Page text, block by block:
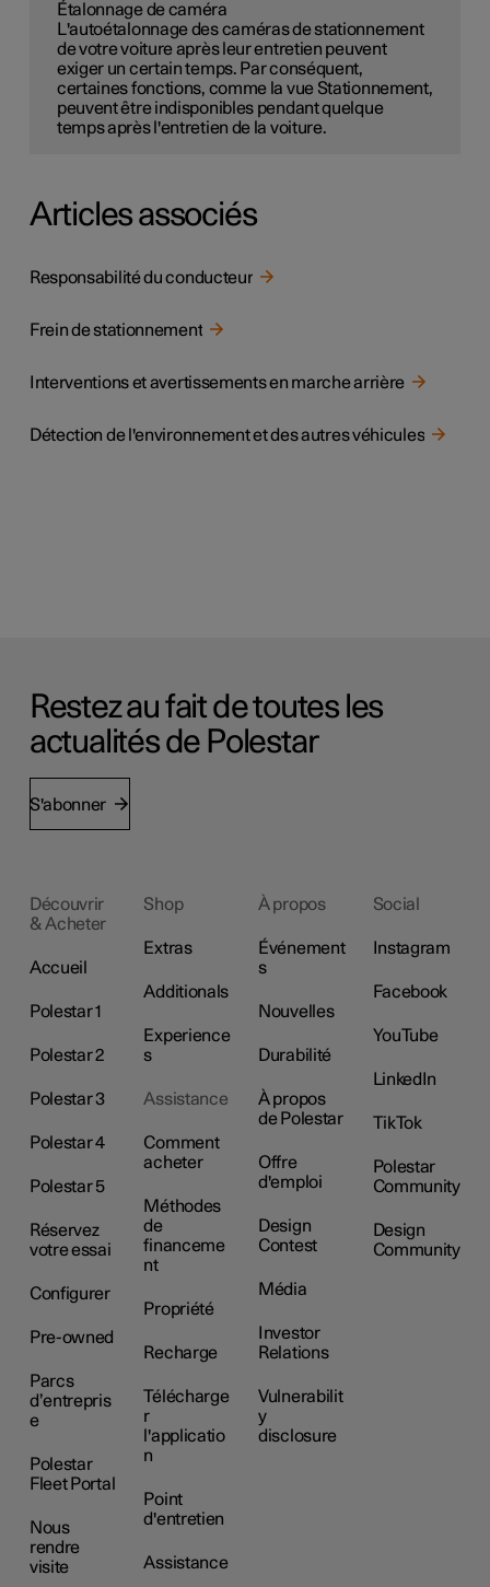
Étalonnage de caméra
L'autoétalonnage des caméras de stationnement
de votre voiture après leur entretien peuvent
exiger un certain temps. Par conséquent,
certaines fonctions, comme la vue Stationnement,
peuvent être indisponibles pendant quelque
temps après l'entretien de la voiture.
Articles associés
Responsabilité du conducteur
Frein de stationnement
Interventions et avertissements en marche arrière
Détection de l'environnement et des autres véhicules
Restez au fait de toutes les
actualités de Polestar
S'abonner
Découvrir
& Acheter
Accueil
Polestar 1
Polestar 2
Polestar 3
Polestar 4
Polestar 5
Réservez
votre essai
Configurer
Pre-owned
Parcs
d’entrepris
e
Polestar
Fleet Portal
Nous
rendre
visite
Shop
Extras
Additionals
Experience
s
Assistance
Comment
acheter
Méthodes
de
financeme
nt
Propriété
Recharge
Télécharge
r
l'applicatio
n
Point
d'entretien
Assistance
À propos
Événement
s
Nouvelles
Durabilité
À propos
de Polestar
Offre
d'emploi
Design
Contest
Média
Investor
Relations
Vulnerabilit
y
disclosure
Social
Instagram
Facebook
YouTube
LinkedIn
TikTok
Polestar
Community
Design
Community